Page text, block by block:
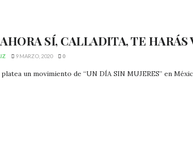
SÍ, CALLADITA, TE HARÁS
9 MARZO, 2020 0
un movimiento de “UN DÍA SIN MUJERES” en